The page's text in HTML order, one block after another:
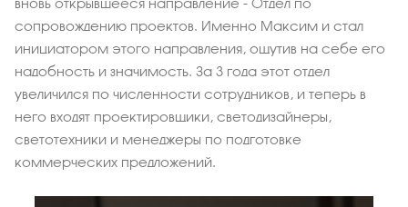
сопровождению проектов. Именно Максим и стал
инициатором этого направления, ощутив на себе его
надобность и значимость. За 3 года этот отдел
увеличился по численности сотрудников, и теперь в
него входят проектировщики, светодизайнеры,
светотехники и менеджеры по подготовке
коммерческих предложений.